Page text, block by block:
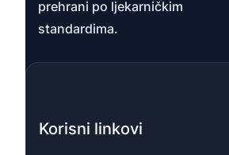
prehrani po ljekarničkim
standardima.
Korisni linkovi